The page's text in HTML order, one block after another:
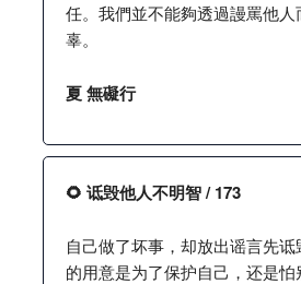
任。我們並不能夠透過謾罵他
辜。
夏 無礙行
🌻 诋毁他人不明智 / 173
自己做了坏事，却放出谣言先
的用意是为了保护自己，还是